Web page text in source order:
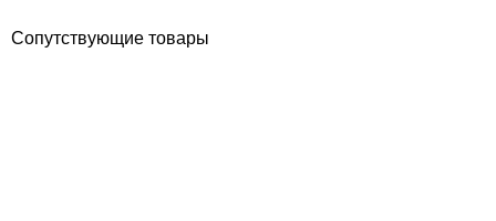
Сопутствующие товары